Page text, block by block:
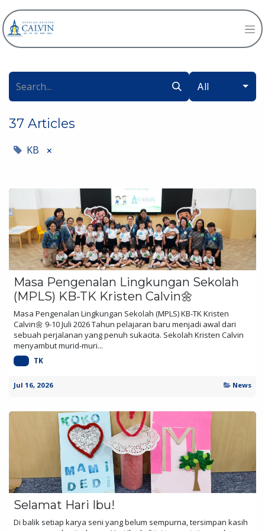
All
37 Articles
KB ×
Masa Pengenalan Lingkungan Sekolah
(MPLS) KB-TK Kristen Calvin🌼
Masa Pengenalan Lingkungan Sekolah (MPLS) KB-TK Kristen
Calvin🌼 9-10 Juli 2026 Tahun pelajaran baru menjadi awal dari
sebuah perjalanan yang penuh sukacita. Sekolah Kristen Calvin
menyambut murid-muri...
TK
Jul 16, 2026 News
Selamat Hari Ibu!
Di balik setiap karya seni yang belum sempurna, tersimpan kasih